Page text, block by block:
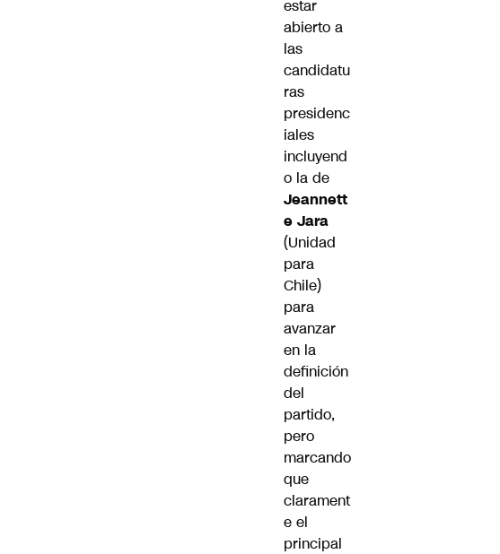
estar
abierto a
las
candidatu
ras
presidenc
iales
incluyend
o la de
Jeannett
e Jara
(Unidad
para
Chile)
para
avanzar
en la
definición
del
partido,
pero
marcando
que
clarament
e el
principal